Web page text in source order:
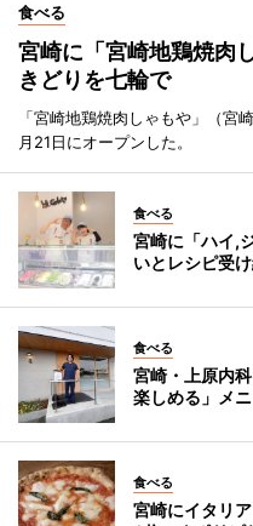
食べる
宮崎に「宮崎地鶏焼肉
きどりを七輪で
「宮崎地鶏焼肉しゃもや」（
月21日にオープンした。
食べる
宮崎に「ハイ,
いとレシピ受
食べる
宮崎・上原内
楽しめる」メ
食べる
宮崎にイタリ